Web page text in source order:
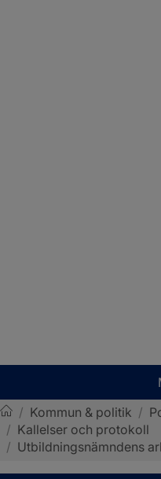
Sotenäs kommun
/ Kommun & politik /
/ Kallelser och protokoll
/ Utbildningsnämndens